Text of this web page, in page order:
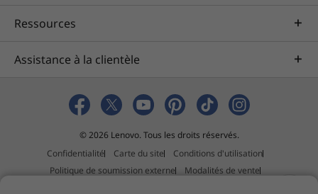
Ressources
Assistance à la clientèle
© 2026 Lenovo. Tous les droits réservés.
Confidentialité
Carte du site
Conditions d'utilisation
Politique de soumission externe
Modalités de vente